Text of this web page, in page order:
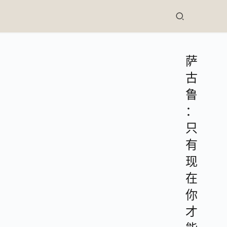
萨
古
鲁
：
只
有
现
在
你
才